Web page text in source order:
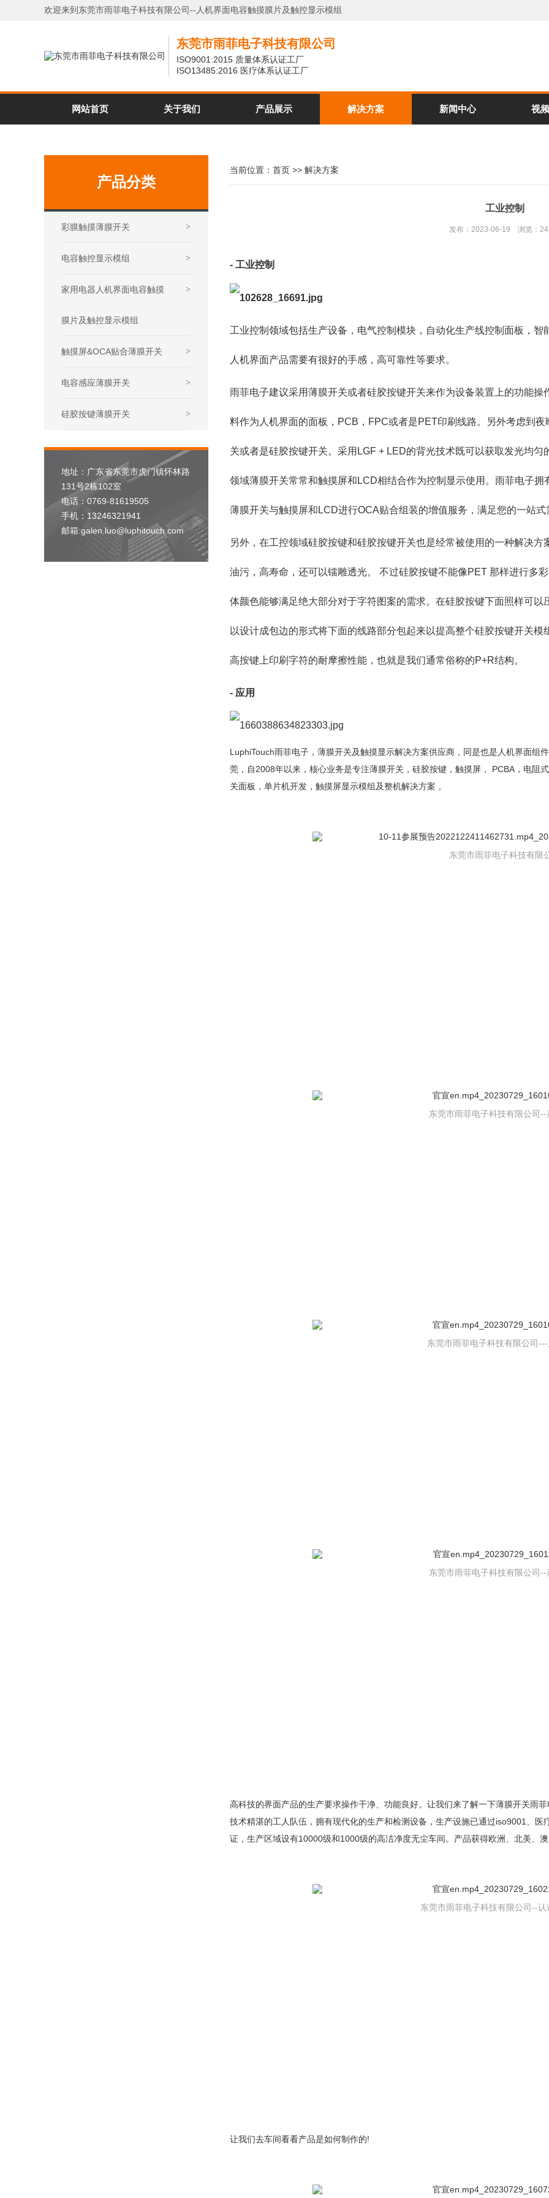
欢迎来到东莞市雨菲电子科技有限公司--人机界面电容触摸膜片及触控显示模组
东莞市雨菲电子科技有限公司
ISO9001:2015 质量体系认证工厂
ISO13485:2016 医疗体系认证工厂
网站首页 关于我们 产品展示 解决方案 新闻中心 视
产品分类
彩膜触摸薄膜开关 >
电容触控显示模组 >
家用电器人机界面电容触摸
膜片及触控显示模组
>
触摸屏&OCA贴合薄膜开关 >
电容感应薄膜开关 >
硅胶按键薄膜开关 >
地址：广东省东莞市虎门镇怀林路
131号2栋102室
电话：0769-81619505
手机：13246321941
邮箱:galen.luo@luphitouch.com
当前位置： 首页 >> 解决方案
工业控制
发布：2023-06-19 浏览：
- 工业控制
工业控制领域包括生产设备，电气控制模块，自动化生产线控制面板，
人机界面产品需要有很好的手感，高可靠性等要求。
雨菲电子建议采用薄膜开关或者硅胶按键开关来作为设备装置上的功能
料作为人机界面的面板，PCB，FPC或者是PET印刷线路。另外考虑到
关或者是硅胶按键开关。采用LGF + LED的背光技术既可以获取发光均
领域薄膜开关常常和触摸屏和LCD相结合作为控制显示使用。雨菲电子
薄膜开关与触摸屏和LCD进行OCA贴合组装的增值服务，满足您的一
另外，在工控领域硅胶按键和硅胶按键开关也是经常被使用的一种解决
油污，高寿命，还可以镭雕透光。 不过硅胶按键不能像PET 那样进行多
体颜色能够满足绝大部分对于字符图案的需求。在硅胶按键下面照样可
以设计成包边的形式将下面的线路部分包起来以提高整个硅胶按键开关
高按键上印刷字符的耐摩擦性能，也就是我们通常俗称的P+R结构。
- 应用
LuphiTouch雨菲电子，薄膜开关及触摸显示解决方案供应商，同是也是人机界面组
莞，自2008年以来，核心业务是专注薄膜开关，硅胶按键，触摸屏， PCBA，电阻
关面板，单片机开发，触摸屏显示模组及整机解决方案 。
东莞市雨菲电子科技有限
东莞市雨菲电子科技有限公司--
东莞市雨菲电子科技有限公司
东莞市雨菲电子科技有限公司--
高科技的界面产品的生产要求操作干净、功能良好。让我们来了解一下薄膜开关雨
技术精湛的工人队伍，拥有现代化的生产和检测设备，生产设施已通过iso9001、
证，生产区域设有10000级和1000级的高洁净度无尘车间。产品获得欧洲、北美、
东莞市雨菲电子科技有限公司--认
让我们去车间看看产品是如何制作的!